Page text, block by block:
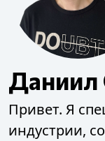
Даниил
Привет. Я
индустрии,